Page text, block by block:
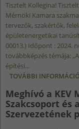
Tisztelt Kollegina!
Mérnöki Kamara
tervezők, szakértők,
épületenergetikai
00013.) Időpont : 2024.
továbbképzés témája:
építési...
TOVÁBBI
Meghívó a KEV
Szakcsoport és
Szervezetének